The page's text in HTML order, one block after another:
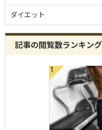
ダイエット
記事の閲覧数ランキング